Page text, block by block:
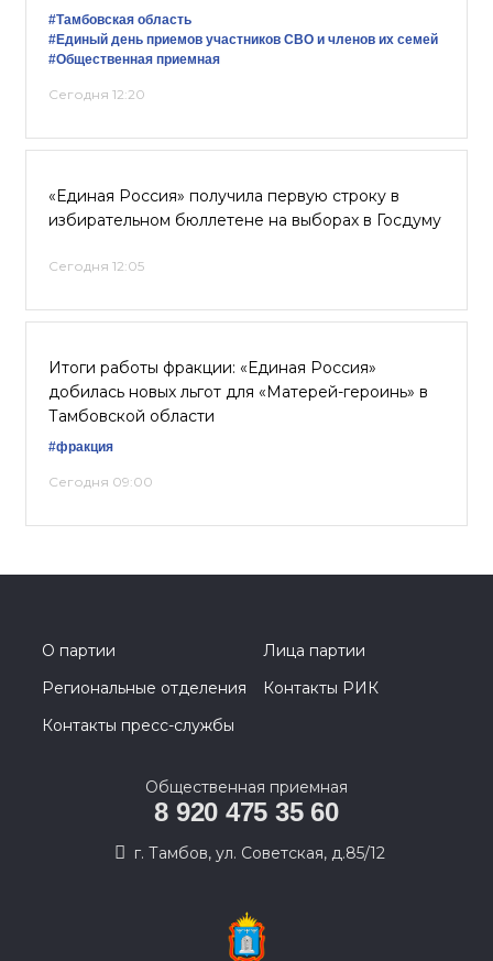
#Тамбовская область
#Единый день приемов участников СВО и членов их семей
#Общественная приемная
Сегодня 12:20
«Единая Россия» получила первую строку в
избирательном бюллетене на выборах в Госдуму
Сегодня 12:05
Итоги работы фракции: «Единая Россия»
добилась новых льгот для «Матерей-героинь» в
Тамбовской области
#фракция
Сегодня 09:00
О партии
Лица партии
Региональные отделения
Контакты РИК
Контакты пресс-службы
Общественная приемная
8 920 475 35 60
г. Тамбов, ул. Советская, д.85/12